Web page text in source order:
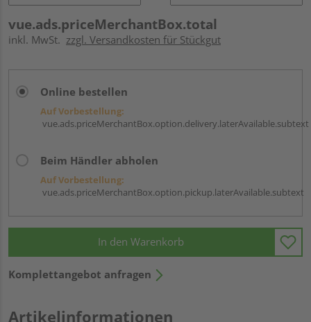
vue.ads.priceMerchantBox.total
inkl. MwSt. zzgl. Versandkosten für Stückgut
Online bestellen
Auf Vorbestellung:
vue.ads.priceMerchantBox.option.delivery.laterAvailable.subtext
Beim Händler abholen
Auf Vorbestellung:
vue.ads.priceMerchantBox.option.pickup.laterAvailable.subtext
In den Warenkorb
Komplettangebot anfragen
Artikelinformationen